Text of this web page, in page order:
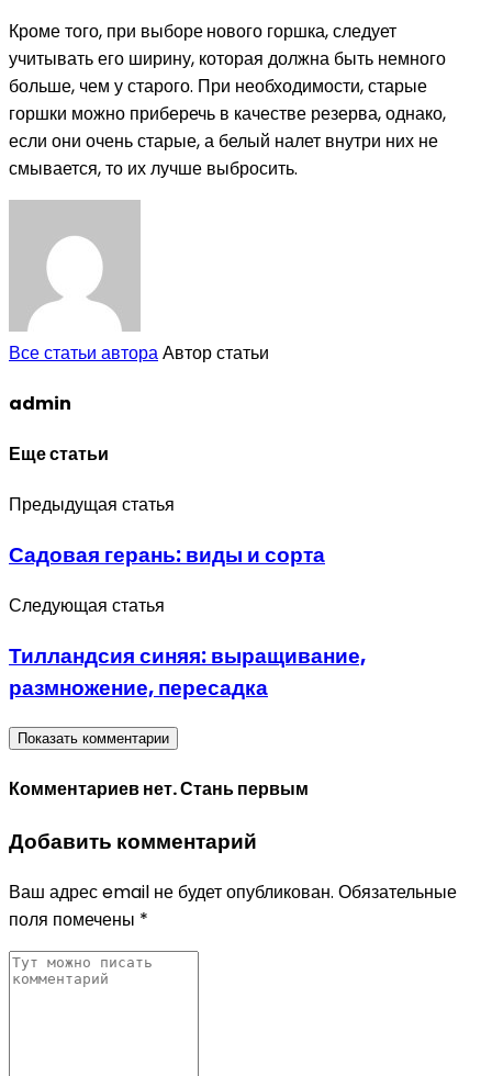
Кроме того, при выборенового горшка, следует
учитывать его ширину, которая должна быть немного
больше, чем у старого. При необходимости, старые
горшки можно приберечь в качестве резерва, однако,
если они очень старые, а белый налет внутри них не
смывается, то их лучше выбросить.
Все статьи автораАвтор статьи
admin
Еще статьи
Предыдущая статья
Садовая герань: виды и сорта
Следующая статья
Тилландсия синяя: выращивание,
размножение, пересадка
Показать комментарии
Комментариев нет. Стань первым
Добавить комментарий
Ваш адрес email не будет опубликован. Обязательные
поля помечены *